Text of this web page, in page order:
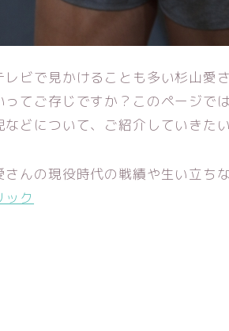
レビで見かけることも多い杉山愛
ってご存じですか？このページで
などについて、ご紹介していきた
んの現役時代の戦績や生い立ち
ック